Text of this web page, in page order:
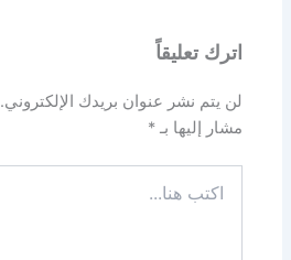
اترك تعليقاً
لن يتم نشر عنوان بريدك الإلكتروني.
مشار إليها بـ*
هنا...